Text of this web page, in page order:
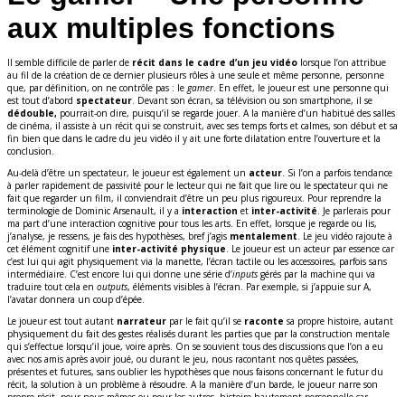
aux multiples fonctions
Il semble difficile de parler de récit dans le cadre d’un jeu vidéo lorsque l’on attribue
au fil de la création de ce dernier plusieurs rôles à une seule et même personne, personne
que, par définition, on ne contrôle pas : le gamer. En effet, le joueur est une personne qui
est tout d’abord spectateur. Devant son écran, sa télévision ou son smartphone, il se
dédouble, pourrait-on dire, puisqu’il se regarde jouer. A la manière d’un habitué des salles
de cinéma, il assiste à un récit qui se construit, avec ses temps forts et calmes, son début et sa
fin bien que dans le cadre du jeu vidéo il y ait une forte dilatation entre l’ouverture et la
conclusion.
Au-delà d’être un spectateur, le joueur est également un acteur. Si l’on a parfois tendance
à parler rapidement de passivité pour le lecteur qui ne fait que lire ou le spectateur qui ne
fait que regarder un film, il conviendrait d’être un peu plus rigoureux. Pour reprendre la
terminologie de Dominic Arsenault, il y a interaction et inter-activité. Je parlerais pour
ma part d’une interaction cognitive pour tous les arts. En effet, lorsque je regarde ou lis,
j’analyse, je ressens, je fais des hypothèses, bref j’agis mentalement. Le jeu vidéo rajoute à
cet élément cognitif une inter-activité physique. Le joueur est un acteur par essence car
c’est lui qui agit physiquement via la manette, l’écran tactile ou les accessoires, parfois sans
intermédiaire. C’est encore lui qui donne une série d’inputs gérés par la machine qui va
traduire tout cela en outputs, éléments visibles à l’écran. Par exemple, si j’appuie sur A,
l’avatar donnera un coup d’épée.
Le joueur est tout autant narrateur par le fait qu’il se raconte sa propre histoire, autant
physiquement du fait des gestes réalisés durant les parties que par la construction mentale
qui s’effectue lorsqu’il joue, voire après. On se souvient tous des discussions que l’on a eu
avec nos amis après avoir joué, ou durant le jeu, nous racontant nos quêtes passées,
présentes et futures, sans oublier les hypothèses que nous faisons concernant le futur du
récit, la solution à un problème à résoudre. A la manière d’un barde, le joueur narre son